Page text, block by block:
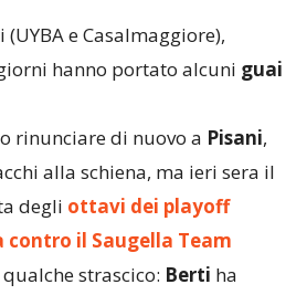
e Casalmaggiore),
hanno portato alcuni guai
rinunciare di nuovo a Pisani,
alla schiena, ma ieri sera il
degli ottavi dei playoff
il Saugella Team
strascico: Berti ha